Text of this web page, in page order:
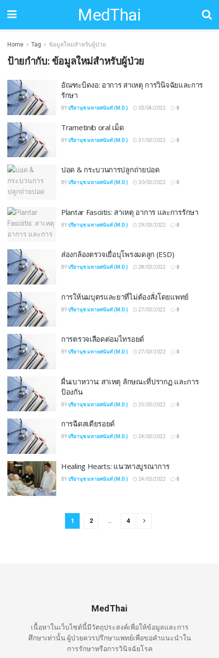
MedThai
Home Tag ข้อมูลใหม่สำหรับผู้ป่วย
ป้ายกำกับ: ข้อมูลใหม่สำหรับผู้ป่วย
อัณฑะบิดงอ: อาการ สาเหตุ การวินิจฉัยและการ
รักษา
BYปรียานุช มหายศนันท์ (M.D.) 03/04/2022 0
Trametinib oral เม็ด
BYปรียานุช มหายศนันท์ (M.D.) 31/03/2022 0
ปอด & กระบวนการปลูกถ่ายปอด
BYปรียานุช มหายศนันท์ (M.D.) 30/03/2022 0
Plantar Fasciitis: สาเหตุ อาการ และการรักษา
BYปรียานุช มหายศนันท์ (M.D.) 29/03/2022 0
ส่องกล้องตรวจเยื่อบุโพรงมดลูก (ESD)
BYปรียานุช มหายศนันท์ (M.D.) 28/03/2022 0
การให้นมบุตรและยาที่ไม่ต้องสั่งโดยแพทย์
BYปรียานุช มหายศนันท์ (M.D.) 27/03/2022 0
การตรวจเลือดต่อมไทรอยด์
BYปรียานุช มหายศนันท์ (M.D.) 27/03/2022 0
ผื่นเบาหวาน: สาเหตุ ลักษณะที่ปรากฏ และการ
ป้องกัน
BYปรียานุช มหายศนันท์ (M.D.) 25/03/2022 0
การฉีดสเตียรอยด์
BYปรียานุช มหายศนันท์ (M.D.) 24/03/2022 0
Healing Hearts: แนวทางบูรณาการ
BYปรียานุช มหายศนันท์ (M.D.) 24/03/2022 0
1 2 … 4
MedThai
เนื้อหาในเว็บไซต์นี้มีวัตถุประสงค์เพื่อให้ข้อมูลและการ
ศึกษาเท่านั้น ผู้ป่วยควรปรึกษาแพทย์เพื่อขอคำแนะนำใน
การรักษาหรือการวินิจฉัยโรค